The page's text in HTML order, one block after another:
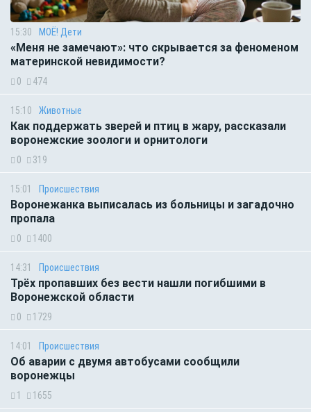
15:30 МОЁ! Дети
«Меня не замечают»: что скрывается за феноменом
материнской невидимости?
0 474
15:10 Животные
Как поддержать зверей и птиц в жару, рассказали
воронежские зоологи и орнитологи
0 319
15:01 Происшествия
Воронежанка выписалась из больницы и загадочно
пропала
0 1400
14:31 Происшествия
Трёх пропавших без вести нашли погибшими в
Воронежской области
0 1729
14:01 Происшествия
Об аварии с двумя автобусами сообщили
воронежцы
1 1655